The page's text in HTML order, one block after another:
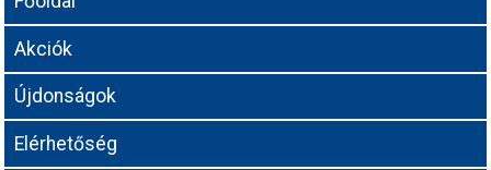
Akciók
Újdonságok
Elérhetőség